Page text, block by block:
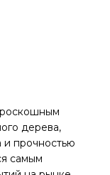
роскошным
дерева,
и прочностью
самым